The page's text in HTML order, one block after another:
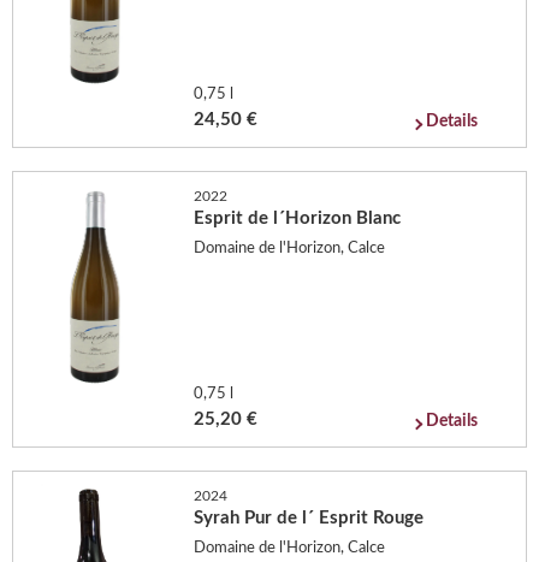
0,75 l
24,50 € Details
2022
Esprit de l´Horizon Blanc
Domaine de l'Horizon, Calce
0,75 l
25,20 € Details
2024
Syrah Pur de l´ Esprit Rouge
Domaine de l'Horizon, Calce